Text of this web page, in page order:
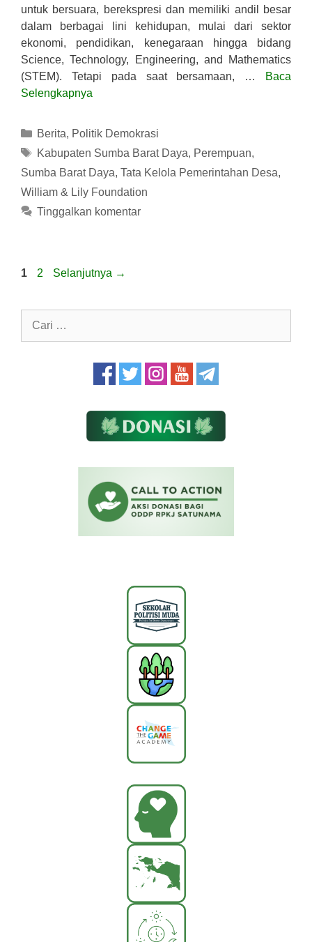
untuk bersuara, berekspresi dan memiliki andil besar
dalam berbagai lini kehidupan, mulai dari sektor
ekonomi, pendidikan, kenegaraan hingga bidang
Science, Technology, Engineering, and Mathematics
(STEM). Tetapi pada saat bersamaan, …
Baca
Selengkapnya
Kategori
Berita, Politik Demokrasi
Tag
Kabupaten Sumba Barat Daya, Perempuan,
Sumba Barat Daya, Tata Kelola Pemerintahan Desa,
William & Lily Foundation
Tinggalkan komentar
Halaman
1 Halaman
2 Selanjutnya →
Cari